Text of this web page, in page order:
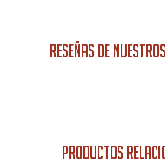
RESEÑAS DE
PRODUCTOS